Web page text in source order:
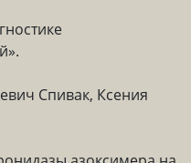
Спивак, Ксения